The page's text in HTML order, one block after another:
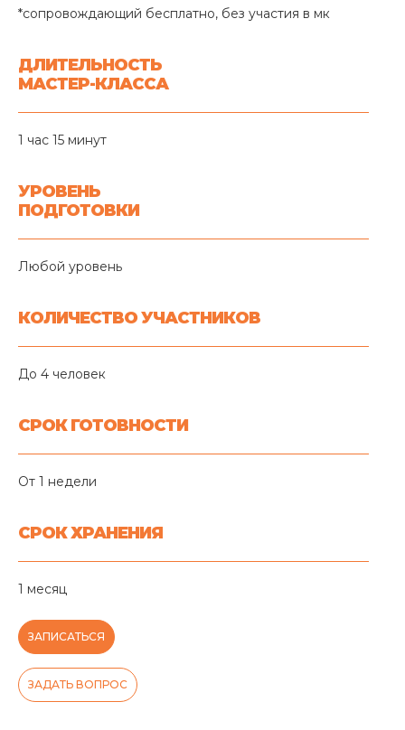
*сопровождающий бесплатно, без участия в мк
ДЛИТЕЛЬНОСТЬ
МАСТЕР-КЛАССА
1 час 15 минут
УРОВЕНЬ
ПОДГОТОВКИ
Любой уровень
КОЛИЧЕСТВО УЧАСТНИКОВ
До 4 человек
СРОК ГОТОВНОСТИ
От 1 недели
СРОК ХРАНЕНИЯ
1 месяц
ЗАПИСАТЬСЯ
ЗАДАТЬ ВОПРОС